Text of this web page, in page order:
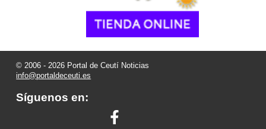
© 2006 - 2026 Portal de Ceutí Noticias
info@portaldeceuti.es
Síguenos en: